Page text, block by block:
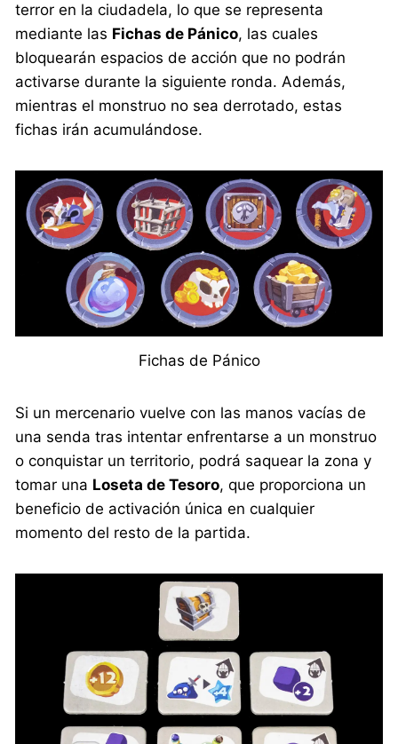
terror en la ciudadela, lo que se representa
mediante las Fichas de Pánico, las cuales
bloquearán espacios de acción que no podrán
activarse durante la siguiente ronda. Además,
mientras el monstruo no sea derrotado, estas
fichas irán acumulándose.
Fichas de Pánico
Si un mercenario vuelve con las manos vacías de
una senda tras intentar enfrentarse a un monstruo
o conquistar un territorio, podrá saquear la zona y
tomar una Loseta de Tesoro, que proporciona un
beneficio de activación única en cualquier
momento del resto de la partida.